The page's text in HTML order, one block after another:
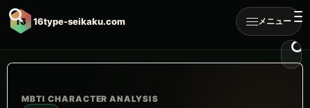
16 16type-seikaku.com メニュー